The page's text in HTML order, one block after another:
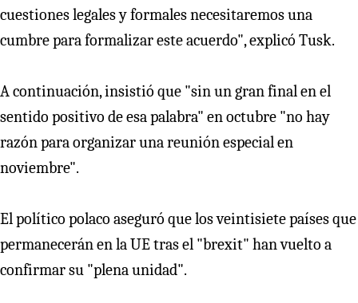
cuestiones legales y formales necesitaremos una
cumbre para formalizar este acuerdo", explicó Tusk.
A continuación, insistió que "sin un gran final en el
sentido positivo de esa palabra" en octubre "no hay
razón para organizar una reunión especial en
noviembre".
El político polaco aseguró que los veintisiete países que
permanecerán en la UE tras el "brexit" han vuelto a
confirmar su "plena unidad".